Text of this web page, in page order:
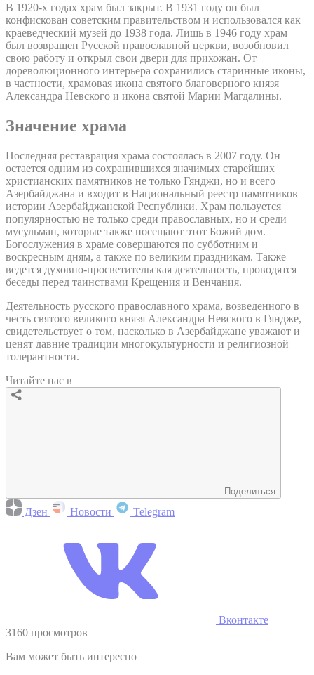
В 1920-х годах храм был закрыт. В 1931 году он был
конфискован советским правительством и использовался как
краеведческий музей до 1938 года. Лишь в 1946 году храм
был возвращен Русской православной церкви, возобновил
свою работу и открыл свои двери для прихожан. От
дореволюционного интерьера сохранились старинные иконы,
в частности, храмовая икона святого благоверного князя
Александра Невского и икона святой Марии Магдалины.
Значение храма
Последняя реставрация храма состоялась в 2007 году. Он
остается одним из сохранившихся значимых старейших
христианских памятников не только Гянджи, но и всего
Азербайджана и входит в Национальный реестр памятников
истории Азербайджанской Республики. Храм пользуется
популярностью не только среди православных, но и среди
мусульман, которые также посещают этот Божий дом.
Богослужения в храме совершаются по субботним и
воскресным дням, а также по великим праздникам. Также
ведется духовно-просветительская деятельность, проводятся
беседы перед таинствами Крещения и Венчания.
Деятельность русского православного храма, возведенного в
честь святого великого князя Александра Невского в Гяндже,
свидетельствует о том, насколько в Азербайджане уважают и
ценят давние традиции многокультурности и религиозной
толерантности.
Читайте нас в
Поделиться
Дзен Новости Telegram
Вконтакте
3160 просмотров
Вам может быть интересно